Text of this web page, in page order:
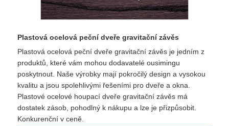
Plastová ocelová peční dveře gravitační závěs
Plastová ocelová peční dveře gravitační závěs je jedním z
produktů, které vám mohou dodavatelé ousimingu
poskytnout. Naše výrobky mají pokročilý design a vysokou
kvalitu a jsou spolehlivými řešeními pro dveře a okna.
Plastové ocelové houpací dveře gravitační závěs má
dostatek zásob, pohodlný k nákupu a lze je přizpůsobit.
Konkurenční v ceně.